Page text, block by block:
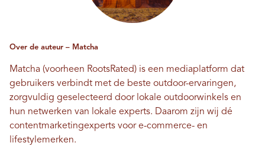
Over de auteur – Matcha
Matcha (voorheen RootsRated) is een mediaplatform dat
gebruikers verbindt met de beste outdoor-ervaringen,
zorgvuldig geselecteerd door lokale outdoorwinkels en
hun netwerken van lokale experts. Daarom zijn wij dé
contentmarketingexperts voor e-commerce- en
lifestylemerken.